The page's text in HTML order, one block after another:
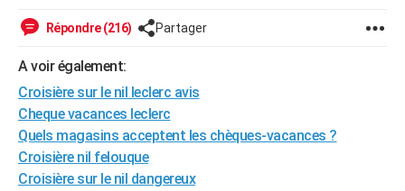
WEEK-END
Art de vivre
Bien-être
Loisirs
ModeModes de vie
SANTE
Alimentation
Guide de la santé
Maladies
Médicaments
Sommeil
VOYAGE
Destinations
City break
Voyage nature
Voyage de noces
Forum
Climat
+PHOTO
Répondre (216) Partager
A voir également:
Croisière sur le nil leclerc avis
Cheque vacances leclerc
Quels magasins acceptent les chèques-vacances ?
Croisière nil felouque
Croisière sur le nil dangereux